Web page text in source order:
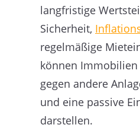
langfristige
Sicherheit,
regelmäßige
können
gegen andere
und eine passive
darstellen.